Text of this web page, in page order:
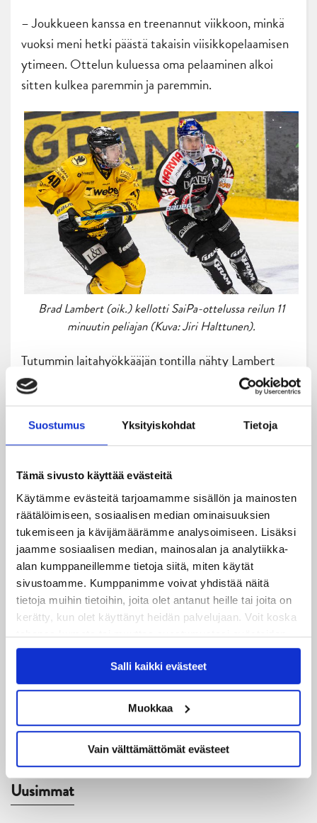
Suostumus Yksityiskohdat Tietoja
Tämä sivusto käyttää evästeitä
Käytämme evästeitä tarjoamamme sisällön ja mainosten
räätälöimiseen, sosiaalisen median ominaisuuksien
tukemiseen ja kävijämäärämme analysoimiseen. Lisäksi
jaamme sosiaalisen median, mainosalan ja analytiikka-
alan kumppaneillemme tietoja siitä, miten käytät
sivustoamme. Kumppanimme voivat yhdistää näitä
tietoja muihin tietoihin, joita olet antanut heille tai joita on
kerätty, kun olet käyttänyt heidän palvelujaan. Voit koska
tahansa kumota tai muuttaa suostumustasi evästeiden
käytöstäEvästeet-sivultamme.
Salli kaikki evästeet
Muokkaa
Vain välttämättömät evästeet
– Joukkueen kanssa en treenannut viikkoon, minkä
vuoksi meni hetki päästä takaisin viisikkopelaamisen
ytimeen. Ottelun kuluessa oma pelaaminen alkoi
sitten kulkea paremmin ja paremmin.
Brad Lambert (oik.) kellotti SaiPa-ottelussa reilun 11
minuutin peliajan (Kuva: Jiri Halttunen).
Tutummin laitahyökkääjän tontilla nähty Lambert
esiintyi nyt toistamiseen tällä kaudella
keskushyökkääjän pelipaikalla.
– Tottakai pelaaminen on erilaista. Pelasin viime
kertaa yli vuoteen. Keskushyökkääjän tontilla
pelaamisen omaksumiseen menee hetki, mutta
tykkään tosi paljon pelata keskellä, JYP-hyökkääjä
päätti.
JYP taistelee sarjapisteistä seuraavan kerran
perjantaina, jolloin tie vie toistamiseen tämän viikon
aikana Lahden Pelicansin vieraaksi.
Antti Hokkanen
Uusimmat